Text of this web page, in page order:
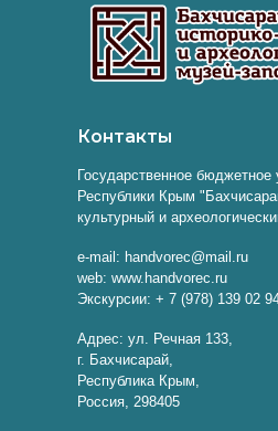
Контакты
Государственное бюджетное
Республики Крым
культурный и
e-mail: handvorec@mail.ru
web: www.handvorec.ru
Экскурсии: + 7 (978) 139 02
Адрес: ул. Речная 133,
г. Бахчисарай,
Республика Крым,
Россия, 298405